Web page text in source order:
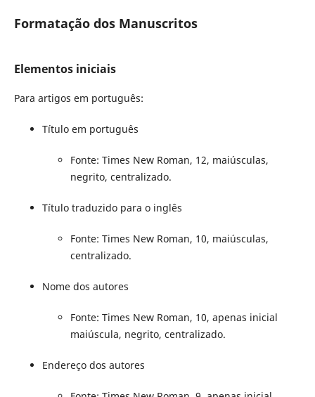
Formatação dos Manuscritos
Elementos iniciais
Para artigos em português:
Título em português
Fonte: Times New Roman, 12, maiúsculas,
negrito, centralizado.
Título traduzido para o inglês
Fonte: Times New Roman, 10, maiúsculas,
centralizado.
Nome dos autores
Fonte: Times New Roman, 10, apenas inicial
maiúscula, negrito, centralizado.
Endereço dos autores